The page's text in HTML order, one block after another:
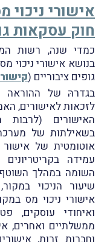
אישורי ניכוי
חוק עסקאות
כמדי שנה, רשות
בנושא אישורי ניכוי
גופים ציבוריים (
בגדרהּ של ההוראה
לזכאות לאישורים,
האישורים (לרבות
בשאילתות של
אוטומטית של
עמידה
השומה במהלך
שיעור הניכוי
אישורי ניכוי מס
ואיחודי עוסקים,
ממשלתיים ואחרים,